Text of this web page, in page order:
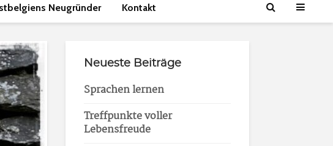
Neugründer Kontakt
Neueste Beiträge
Sprachen lernen
Treffpunkte voller
Lebensfreude